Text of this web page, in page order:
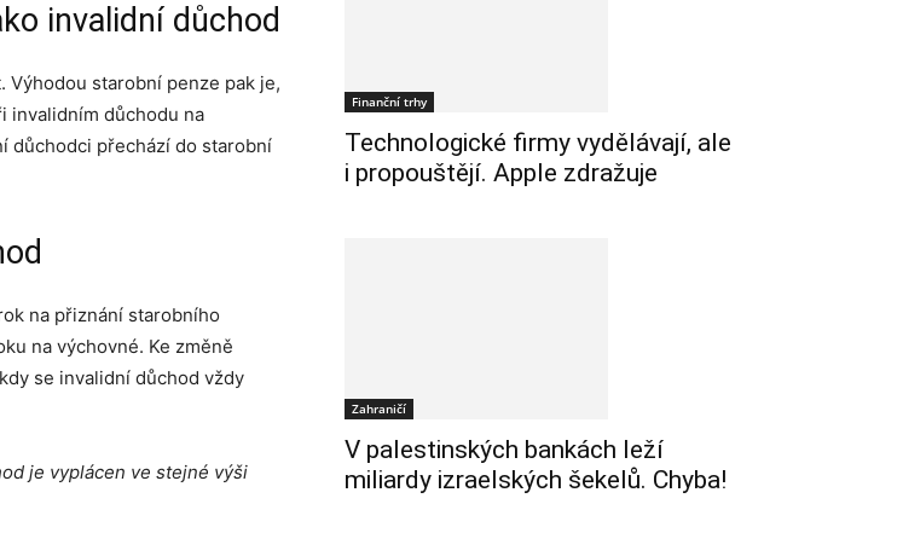
invalidní důchod
Výhodou starobní penze pak je,
invalidním důchodu na
důchodci přechází do starobní
na přiznání starobního
na výchovné. Ke změně
se invalidní důchod vždy
je vyplácen ve stejné výši
Finanční trhy
Technologické firmy vydělávají, ale
i propouštějí. Apple zdražuje
Zahraničí
V palestinských bankách leží
miliardy izraelských šekelů. Chyba!